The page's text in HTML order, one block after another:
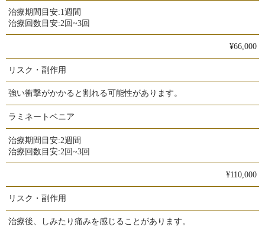
治療期間目安:1週間
治療回数目安:2回~3回
¥66,000
リスク・副作用
強い衝撃がかかると割れる可能性があります。
ラミネートベニア
治療期間目安:2週間
治療回数目安:2回~3回
¥110,000
リスク・副作用
治療後、しみたり痛みを感じることがあります。